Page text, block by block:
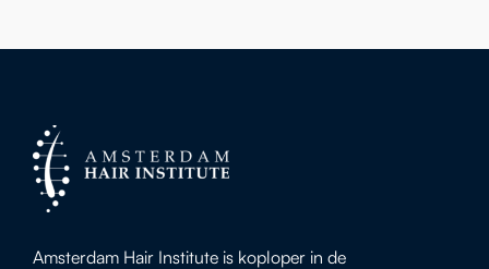
Amsterdam Hair Institute is koploper in de